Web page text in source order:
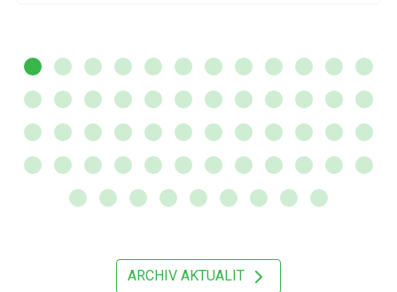
ARCHIV AKTUALIT